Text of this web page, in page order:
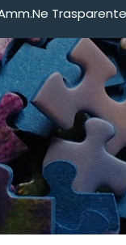
Trasparente